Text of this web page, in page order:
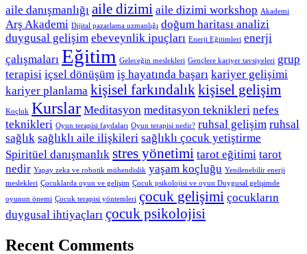
aile danışmanlığı aile dizimi aile dizimi workshop Akademi
Arş Akademi Dijital pazarlama uzmanlığı doğum haritası analizi
duygusal gelişim ebeveynlik ipuçları Enerji Eğitimleri enerji
çalışmaları Eğitim Geleceğin meslekleri Gençlere kariyer tavsiyeleri grup
terapisi içsel dönüşüm iş hayatında başarı kariyer gelişimi
kariyer planlama kişisel farkındalıkkişisel gelişim
Koçluk Kurslar Meditasyon meditasyon teknikleri nefes
teknikleri Oyun terapisi faydaları Oyun terapisi nedir? ruhsal gelişim ruhsal
sağlık sağlıklı aile ilişkileri sağlıklı çocuk yetiştirme
Spiritüel danışmanlık stres yönetimi tarot eğitimi tarot
nedir Yapay zeka ve robotik mühendislik yaşam koçluğu Yenilenebilir enerji
meslekleri Çocuklarda oyun ve gelişim Çocuk psikolojisi ve oyun Duygusal gelişimde
oyunun önemi Çocuk terapisi yöntemleri çocuk gelişimi çocukların
duygusal ihtiyaçları çocuk psikolojisi
Recent Comments